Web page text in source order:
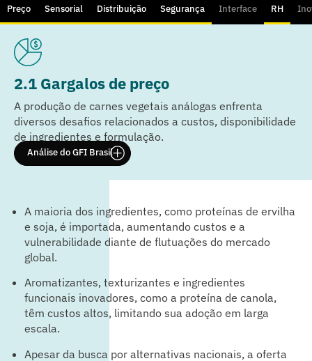
Preço Sensorial Distribuição Segurança Interface RH
2.1 Gargalos de preço
A produção de carnes vegetais análogas enfrenta
diversos desafios relacionados a custos, disponibilidade
de ingredientes e formulação.
Análise do GFI Brasil
A maioria dos ingredientes, como proteínas de ervilha
e soja, é importada, aumentando custos e a
vulnerabilidade diante de flutuações do mercado
global.
Aromatizantes, texturizantes e ingredientes
funcionais inovadores, como a proteína de canola,
têm custos altos, limitando sua adoção em larga
escala.
Apesar da busca por alternativas nacionais, a oferta